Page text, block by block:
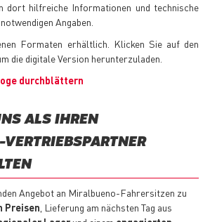
dort hilfreiche Informationen und technische
Angaben.
Formaten erhältlich. Klicken Sie auf den
die digitale Version herunterzuladen.
durchblättern
ALS IHREN
Angebot an Miralbueno-Fahrersitzen zu
Preisen , Lieferung am nächsten Tag aus